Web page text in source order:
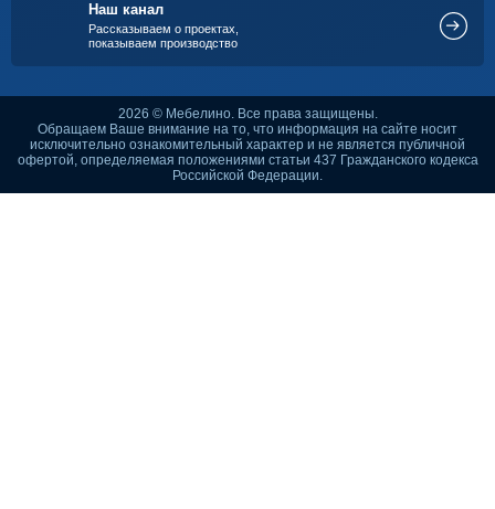
Наш канал
Рассказываем о проектах,
показываем производство
2026 © Мебелино. Все права защищены.
Обращаем Ваше внимание на то, что информация на сайте носит
исключительно ознакомительный характер и не является публичной
офертой, определяемая положениями статьи 437 Гражданского кодекса
Российской Федерации.